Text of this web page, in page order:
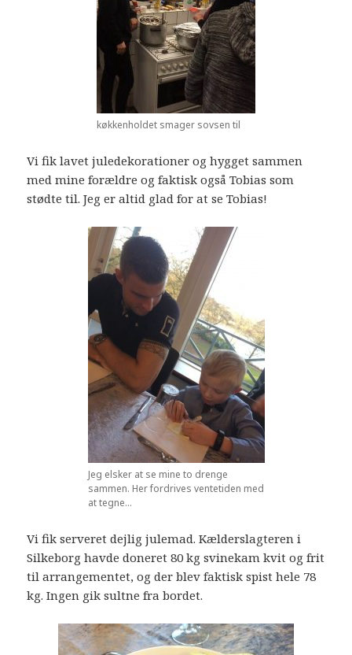
køkkenholdet smager sovsen til
Vi fik lavet juledekorationer og hygget sammen
med mine forældre og faktisk også Tobias som
stødte til. Jeg er altid glad for at se Tobias!
Jeg elsker at se mine to drenge
sammen. Her fordrives ventetiden med
at tegne…
Vi fik serveret dejlig julemad. Kælderslagteren i
Silkeborg havde doneret 80 kg svinekam kvit og frit
til arrangementet, og der blev faktisk spist hele 78
kg. Ingen gik sultne fra bordet.